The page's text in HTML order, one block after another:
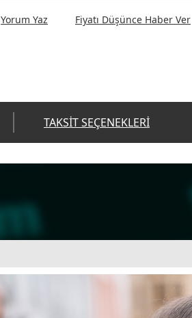
Yorum Yaz Fiyatı Düşünce Haber Ver
TAKSIT SEÇENEKLERI